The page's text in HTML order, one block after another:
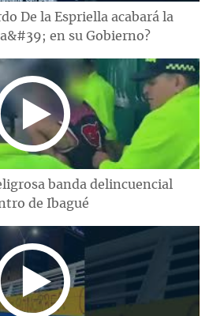
De la Espriella acabará la
en su Gobierno?
banda delincuencial
de Ibagué